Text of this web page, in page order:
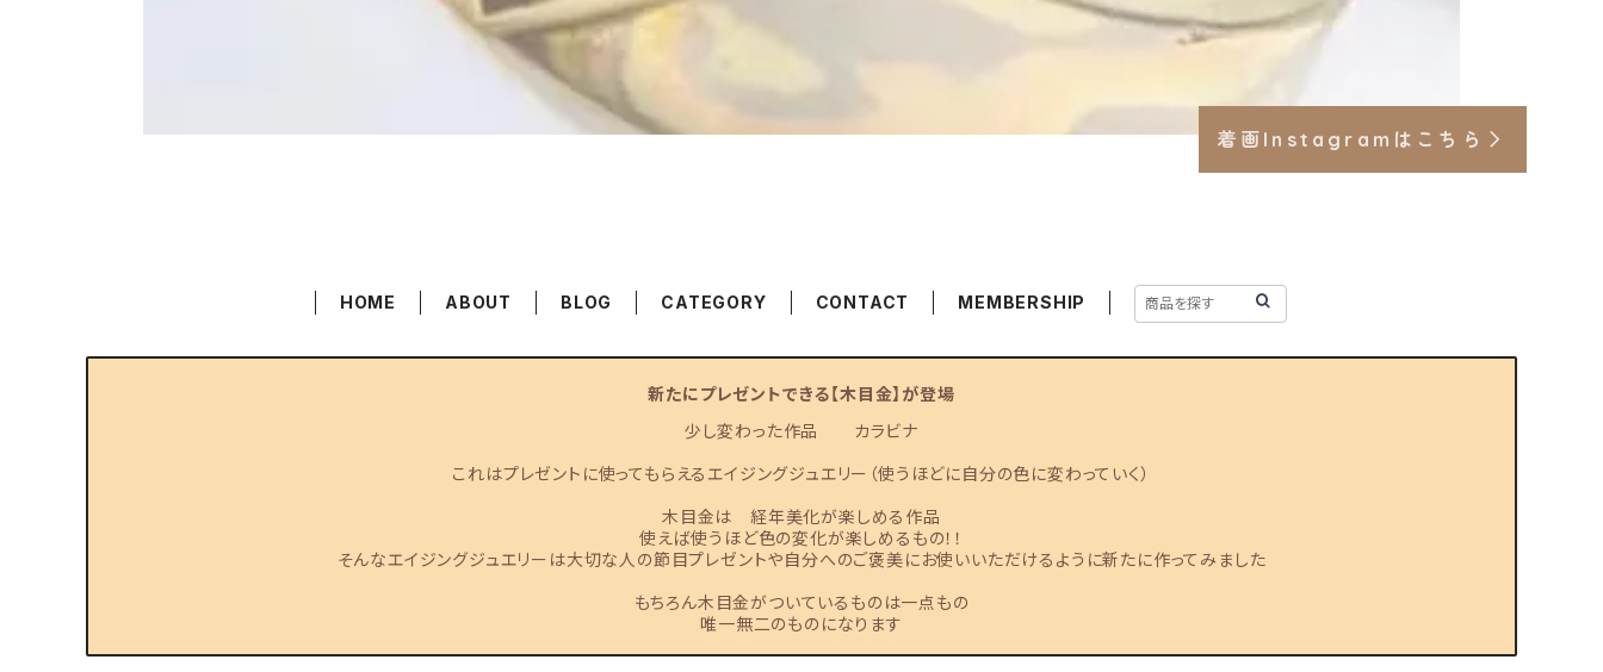
着画Instagramはこちら
HOME ABOUT BLOG CATEGORY CONTACT MEMBERSHIP
新たにプレゼントできる【木目金】が登場
少し変わった作品 カラビナ
これはプレゼントに使ってもらえるエイジングジュエリー（使うほどに自分の色に変わっていく）
木目金は 経年美化が楽しめる作品
使えば使うほど色の変化が楽しめるもの！！
そんなエイジングジュエリーは大切な人の節目プレゼントや自分へのご褒美にお使いいただけるように新たに作ってみました
もちろん木目金がついているものは一点もの
唯一無二のものになります